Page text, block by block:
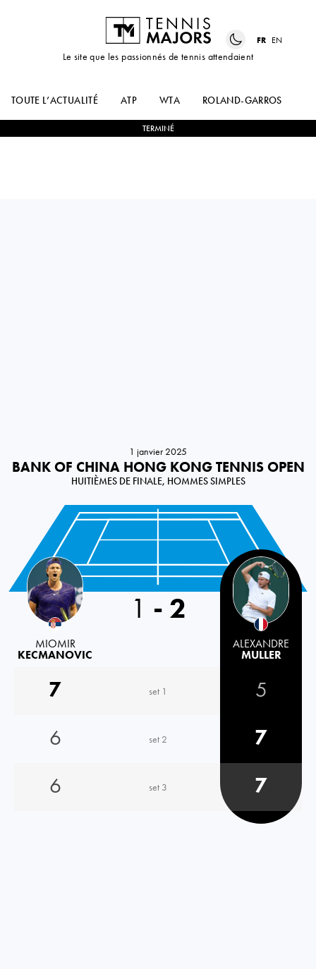
Le site que les passionnés de tennis attendaient
FR EN
TOUTE L’ACTUALITÉ ATP WTA ROLAND-GARROS
TERMINÉ
1 janvier 2025
BANK OF CHINA HONG KONG TENNIS OPEN
HUITIÈMES DE FINALE, HOMMES SIMPLES
Serbia
MIOMIR
KECMANOVIC
1 - 2
ALEXANDRE
MULLER
7 set 1
5
6
set 2
7
6
set 3 7